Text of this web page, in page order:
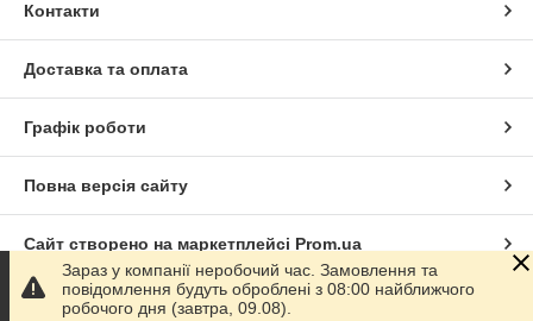
Контакти
Доставка та оплата
Графік роботи
Повна версія сайту
Сайт створено на маркетплейсі Prom.ua
Політика конфіденційності
Зараз у компанії неробочий час. Замовлення та
повідомлення будуть оброблені з 08:00 найближчого
робочого дня (завтра, 09.08).